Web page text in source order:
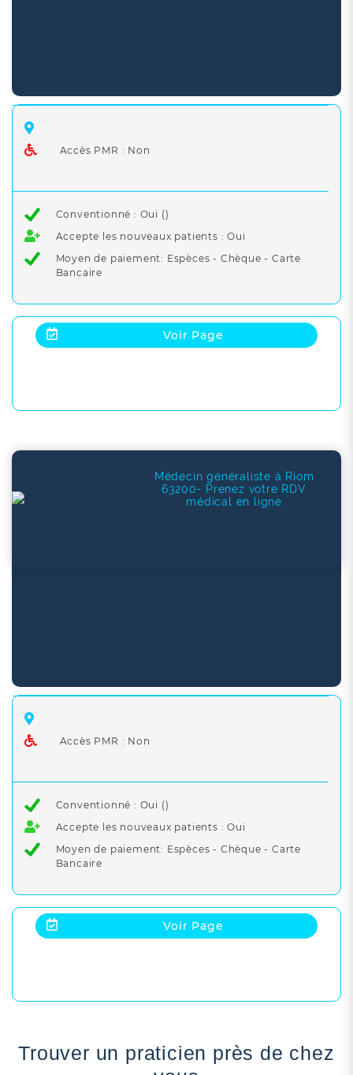
Accès PMR : Non
Conventionné : Oui ()
Accepte les nouveaux patients : Oui
Moyen de paiement: Espèces - Chèque - Carte
Bancaire
Voir Page
Médecin généraliste à Riom
63200- Prenez votre RDV
médical en ligne
Accès PMR : Non
Conventionné : Oui ()
Accepte les nouveaux patients : Oui
Moyen de paiement: Espèces - Chèque - Carte
Bancaire
Voir Page
Trouver un praticien près de chez